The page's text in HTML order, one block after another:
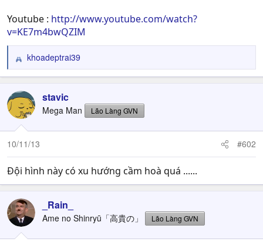
Youtube : http://www.youtube.com/watch?
v=KE7m4bwQZIM
R
e
c
i
o
n
khoadeptrai39
stavic
Mega Man Lão Làng GVN
10/11/13 #602
Đội hình này có xu hướng cầm hoà quá ......
_Rain_
Ame no Shinryū「高貴の」 Lão Làng GVN